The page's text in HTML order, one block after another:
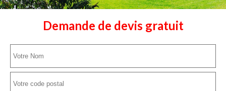
Demande de devis gratuit